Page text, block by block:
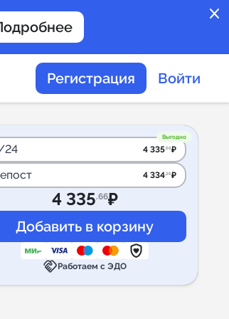
close
в
Регистрация Войти
Выгодно
24 4 335.66₽
4 334.26₽
4 335.66₽
handshakeРаботаем с ЭДО